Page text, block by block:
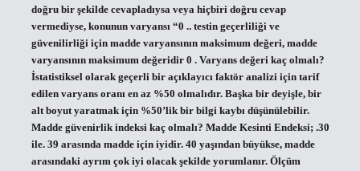
doğru bir şekilde cevapladıysa veya hiçbiri doğru cevap
vermediyse, konunun varyansı “0 .. testin geçerliliği ve
güvenilirliği için madde varyansının maksimum değeri, madde
varyansının maksimum değeridir 0 . Varyans değeri kaç olmalı?
İstatistiksel olarak geçerli bir açıklayıcı faktör analizi için tarif
edilen varyans oranı en az %50 olmalıdır. Başka bir deyişle, bir
alt boyut yaratmak için %50’lik bir bilgi kaybı düşünülebilir.
Madde güvenirlik indeksi kaç olmalı? Madde Kesinti Endeksi; .30
ile. 39 arasında madde için iyidir. 40 yaşından büyükse, madde
arasındaki ayrım çok iyi olacak şekilde yorumlanır. Ölçüm